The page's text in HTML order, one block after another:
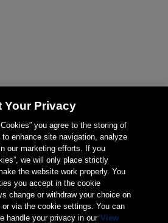
Your Privacy
you agree to the storing of
enhance site navigation, analyze
our marketing efforts. If you
we will only place strictly
the website work properly. You
you accept in the cookie
change or withdraw your choice on
via the cookie settings. You can
handle your privacy in our View